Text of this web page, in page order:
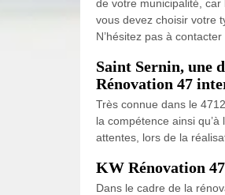
de votre municipalité, car
vous devez choisir votre
N’hésitez pas à
Saint Sernin, une
Rénovation 47
Très connue dans le
la compétence ainsi
attentes, lors de la
KW Rénovation
Dans le cadre de la